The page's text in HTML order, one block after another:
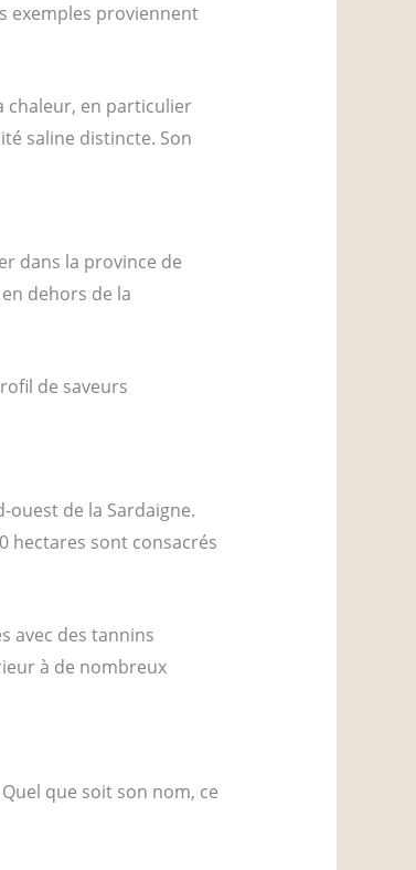
exemples proviennent
chaleur, en particulier
saline distincte. Son
dans la province de
dehors de la
de saveurs
ouest de la Sardaigne.
hectares sont consacrés
avec des tannins
à de nombreux
que soit son nom, ce